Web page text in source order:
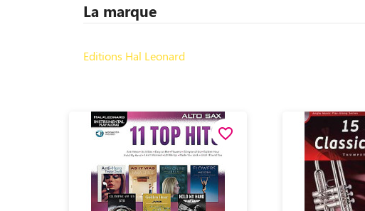
La marque
Editions Hal Leonard
favorite_border